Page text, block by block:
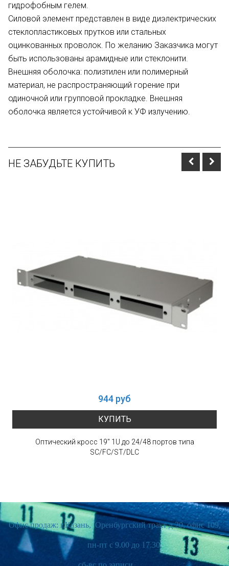
гидрофобным гелем.
Силовой элемент представлен в виде диэлектрических
стеклопластиковых прутков или стальных
оцинкованных проволок. По желанию Заказчика могут
быть использованы арамидные или стеклонити.
Внешняя оболочка: полиэтилен или полимерный
материал, не распространяющий горение при
одиночной или групповой прокладке. Внешняя
оболочка является устойчивой к УФ излучению.
НЕ ЗАБУДЬТЕ КУПИТЬ
944 руб
КУПИТЬ
Оптический кросс 19" 1U до 24/48 портов типа
SC/FC/ST/DLC
Офис продаж: г.Казань, Оренбургский тракт д.20, офис 109,
пн-пт с 9.00 до 17.30,